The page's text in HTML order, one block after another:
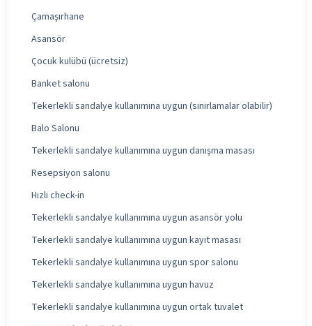
Çamaşırhane
Asansör
Çocuk kulübü (ücretsiz)
Banket salonu
Tekerlekli sandalye kullanımına uygun (sınırlamalar olabilir)
Balo Salonu
Tekerlekli sandalye kullanımına uygun danışma masası
Resepsiyon salonu
Hızlı check-in
Tekerlekli sandalye kullanımına uygun asansör yolu
Tekerlekli sandalye kullanımına uygun kayıt masası
Tekerlekli sandalye kullanımına uygun spor salonu
Tekerlekli sandalye kullanımına uygun havuz
Tekerlekli sandalye kullanımına uygun ortak tuvalet